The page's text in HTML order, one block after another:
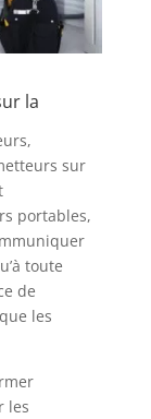
la
sur
portables,
toute
de
les
les